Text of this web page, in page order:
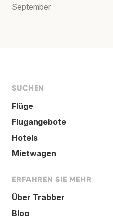
September
SUCHEN
Flüge
Flugangebote
Hotels
Mietwagen
ERFAHREN SIE MEHR
Über Trabber
Blog